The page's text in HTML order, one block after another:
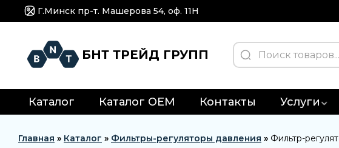
Г.Минск пр-т. Машерова 54, оф. 11H
БНТ ТРЕЙД ГРУПП
Каталог Каталог OEM Контакты Услуги
Главная » Каталог » Фильтры-регуляторы давления » Фильтр-